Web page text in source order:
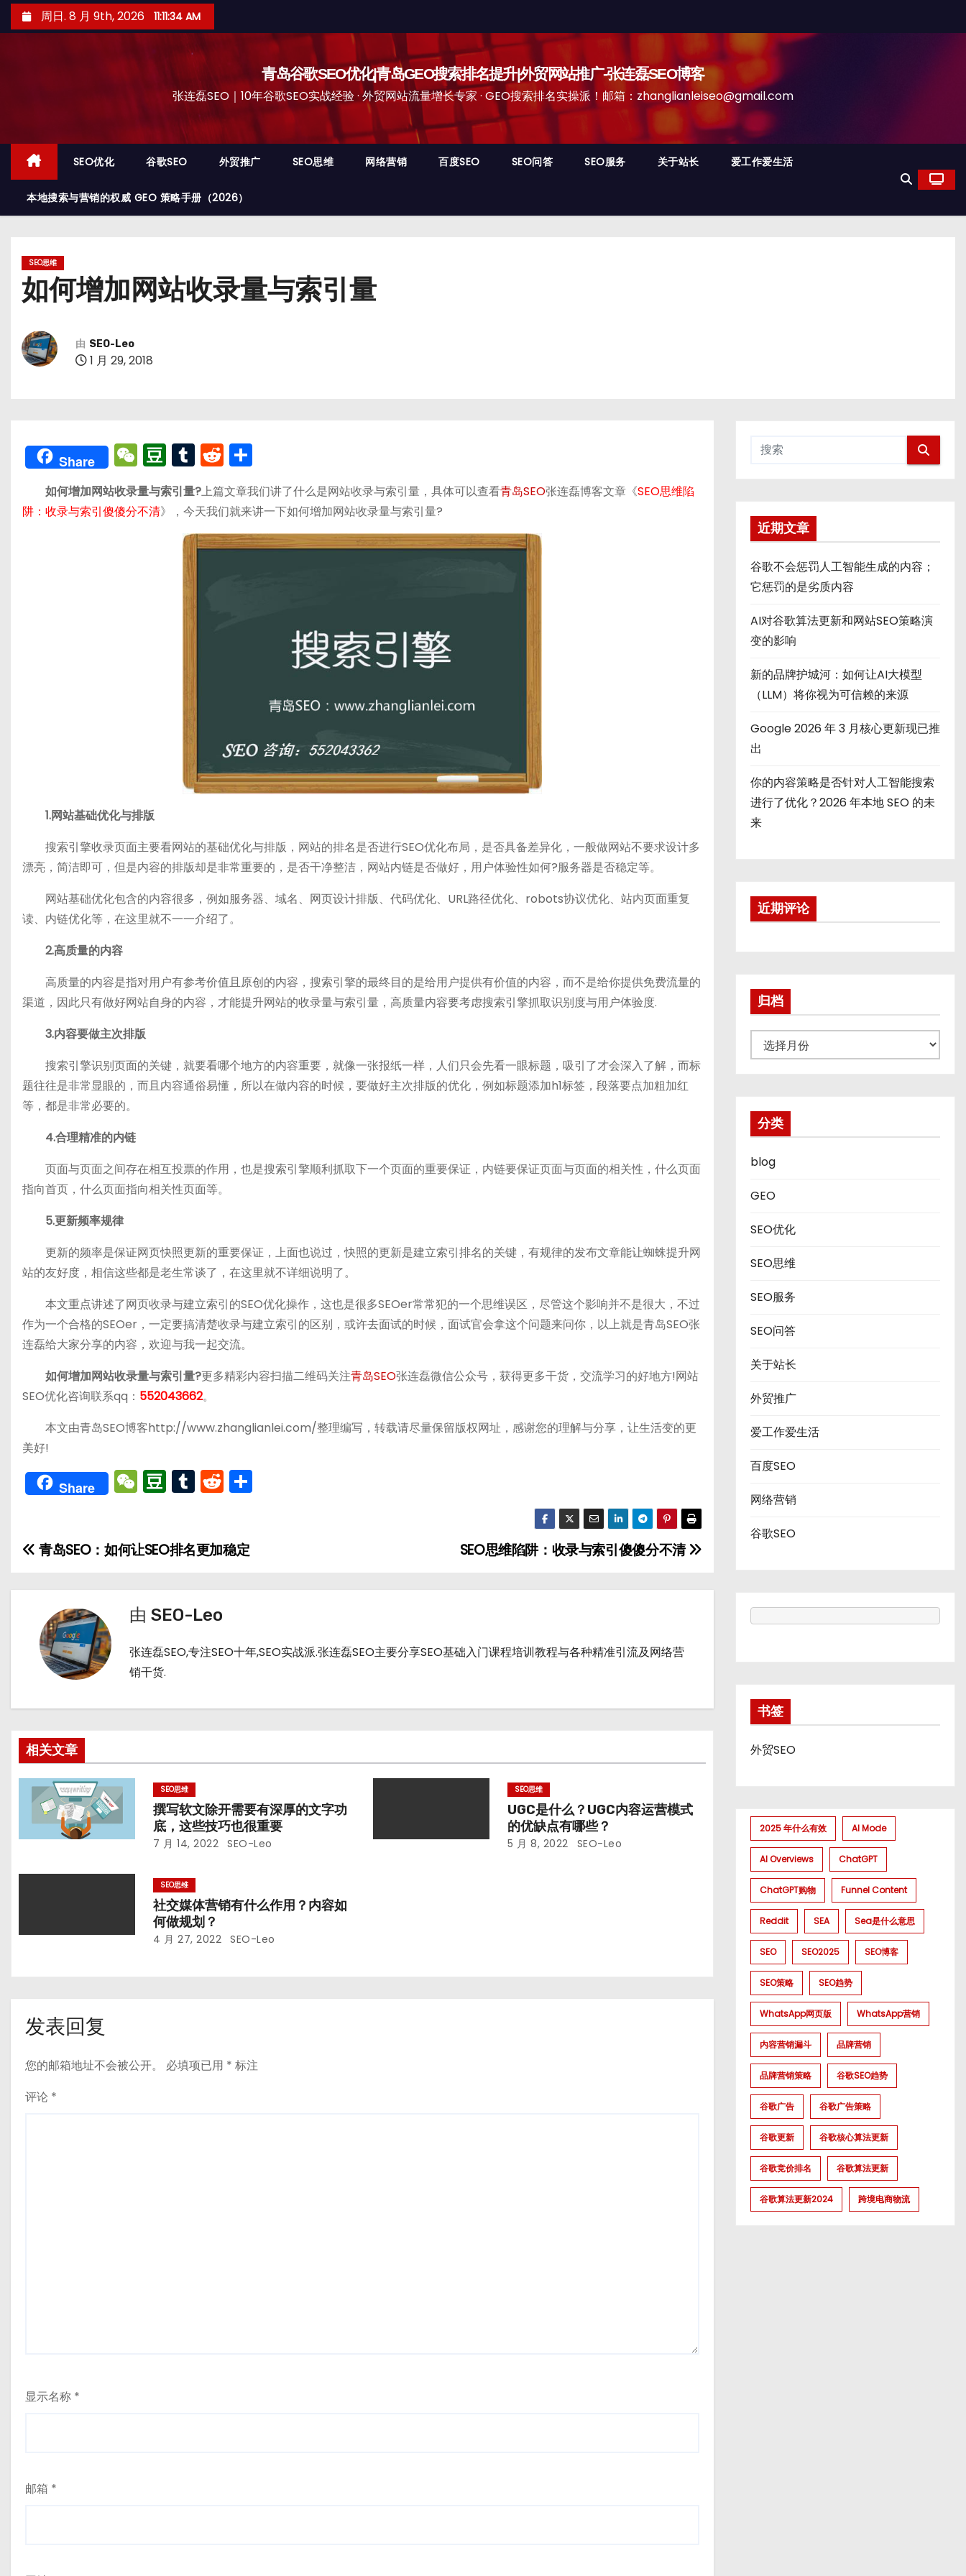
至
周日. 8 月 9th, 2026 11:11:36 AM
青岛谷歌SEO优化|青岛GEO搜索排名提升|外贸网站推广-张连磊SEO博客
张连磊SEO｜10年谷歌SEO实战经验 · 外贸网站流量增长专家 · GEO搜索排名实操派！邮箱：zhanglianleiseo@gmail.com
SEO优化 谷歌SEO 外贸推广 SEO思维 网络营销 百度SEO SEO问答 SEO服务 关于站长 爱工作爱生活
本地搜索与营销的权威 GEO 策略手册（2026）
SEO思维
如何增加网站收录量与索引量
由 SEO-Leo
1 月 29, 2018
Share W
e
C
h
D
o
u
b
T
u
m
bl
r
R
e
d
di
t
享
如何增加网站收录量与索引量?上篇文章我们讲了什么是网站收录与索引量，具体可以查看青岛SEO张连磊博客文章《SEO思维陷
阱：收录与索引傻傻分不清》，今天我们就来讲一下如何增加网站收录量与索引量?
1.网站基础优化与排版
搜索引擎收录页面主要看网站的基础优化与排版，网站的排名是否进行SEO优化布局，是否具备差异化，一般做网站不要求设计多
漂亮，简洁即可，但是内容的排版却是非常重要的，是否干净整洁，网站内链是否做好，用户体验性如何?服务器是否稳定等。
网站基础优化包含的内容很多，例如服务器、域名、网页设计排版、代码优化、URL路径优化、robots协议优化、站内页面重复
读、内链优化等，在这里就不一一介绍了。
2.高质量的内容
高质量的内容是指对用户有参考价值且原创的内容，搜索引擎的最终目的是给用户提供有价值的内容，而不是给你提供免费流量的
渠道，因此只有做好网站自身的内容，才能提升网站的收录量与索引量，高质量内容要考虑搜索引擎抓取识别度与用户体验度.
3.内容要做主次排版
搜索引擎识别页面的关键，就要看哪个地方的内容重要，就像一张报纸一样，人们只会先看一眼标题，吸引了才会深入了解，而标
题往往是非常显眼的，而且内容通俗易懂，所以在做内容的时候，要做好主次排版的优化，例如标题添加h1标签，段落要点加粗加红
等，都是非常必要的。
4.合理精准的内链
页面与页面之间存在相互投票的作用，也是搜索引擎顺利抓取下一个页面的重要保证，内链要保证页面与页面的相关性，什么页面
指向首页，什么页面指向相关性页面等。
5.更新频率规律
更新的频率是保证网页快照更新的重要保证，上面也说过，快照的更新是建立索引排名的关键，有规律的发布文章能让蜘蛛提升网
站的友好度，相信这些都是老生常谈了，在这里就不详细说明了。
本文重点讲述了网页收录与建立索引的SEO优化操作，这也是很多SEOer常常犯的一个思维误区，尽管这个影响并不是很大，不过
作为一个合格的SEOer，一定要搞清楚收录与建立索引的区别，或许去面试的时候，面试官会拿这个问题来问你，以上就是青岛SEO张
连磊给大家分享的内容，欢迎与我一起交流。
如何增加网站收录量与索引量?更多精彩内容扫描二维码关注青岛SEO张连磊微信公众号，获得更多干货，交流学习的好地方!网站
SEO优化咨询联系qq： 552043662。
本文由青岛SEO博客http://www.zhanglianlei.com/整理编写，转载请尽量保留版权网址，感谢您的理解与分享，让生活变的更
美好!
Share W
e
h
t
D
o
b
n
T
u
bl
R
e
di
文
章
航
SEO思维陷阱：收录与索引傻傻分不清
青岛SEO：如何让SEO排名更加稳定
由 SEO-Leo
张连磊SEO,专注SEO十年,SEO实战派.张连磊SEO主要分享SEO基础入门课程培训教程与各种精准引流及网络营
销干货.
相关文章
SEO思维
撰写软文除开需要有深厚的文字功
底，这些技巧也很重要
7 月 14, 2022 SEO-Leo
SEO思维
UGC是什么？UGC内容运营模式
的优缺点有哪些？
5 月 8, 2022 SEO-Leo
SEO思维
社交媒体营销有什么作用？内容如
何做规划？
4 月 27, 2022 SEO-Leo
发表回复
您的邮箱地址不会被公开。 必填项已用 * 标注
评论 *
显示名称 *
邮箱 *
近期文章
谷歌不会惩罚人工智能生成的内容；
它惩罚的是劣质内容
AI对谷歌算法更新和网站SEO策略演
变的影响
新的品牌护城河：如何让AI大模型
（LLM）将你视为可信赖的来源
Google 2026 年 3 月核心更新现已推
出
你的内容策略是否针对人工智能搜索
进行了优化？2026 年本地 SEO 的未
来
近期评论
归档
档
分类
blog
GEO
SEO优化
SEO思维
SEO服务
SEO问答
关于站长
外贸推广
爱工作爱生活
百度SEO
网络营销
谷歌SEO
书签
外贸SEO
2025 年什么有效 AI Mode
AI Overviews ChatGPT
ChatGPT购物 Funnel Content
Reddit SEA Sea是什么意思
SEO SEO2025 SEO博客
SEO策略 SEO趋势
WhatsApp网页版 WhatsApp营销
内容营销漏斗 品牌营销
品牌营销策略 谷歌SEO趋势
谷歌广告 谷歌广告策略
谷歌更新 谷歌核心算法更新
谷歌竞价排名 谷歌算法更新
谷歌算法更新2024 跨境电商物流